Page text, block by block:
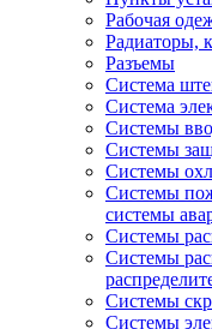
Рабочая
Радиаторы,
Разъемы
Система
Система
Системы
Системы
Системы
Системы
системы
Системы
Системы
Системы
Системы